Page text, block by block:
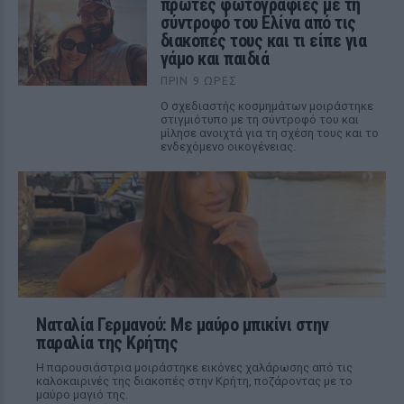
πρώτες φωτογραφίες με τη
σύντροφό του Ελίνα από τις
διακοπές τους και τι είπε για
γάμο και παιδιά
ΠΡΙΝ 9 ΏΡΕΣ
Ο σχεδιαστής κοσμημάτων μοιράστηκε
στιγμιότυπο με τη σύντροφό του και
μίλησε ανοιχτά για τη σχέση τους και το
ενδεχόμενο οικογένειας.
Ναταλία Γερμανού: Με μαύρο μπικίνι στην
παραλία της Κρήτης
Η παρουσιάστρια μοιράστηκε εικόνες χαλάρωσης από τις
καλοκαιρινές της διακοπές στην Κρήτη, ποζάροντας με το
μαύρο μαγιό της.